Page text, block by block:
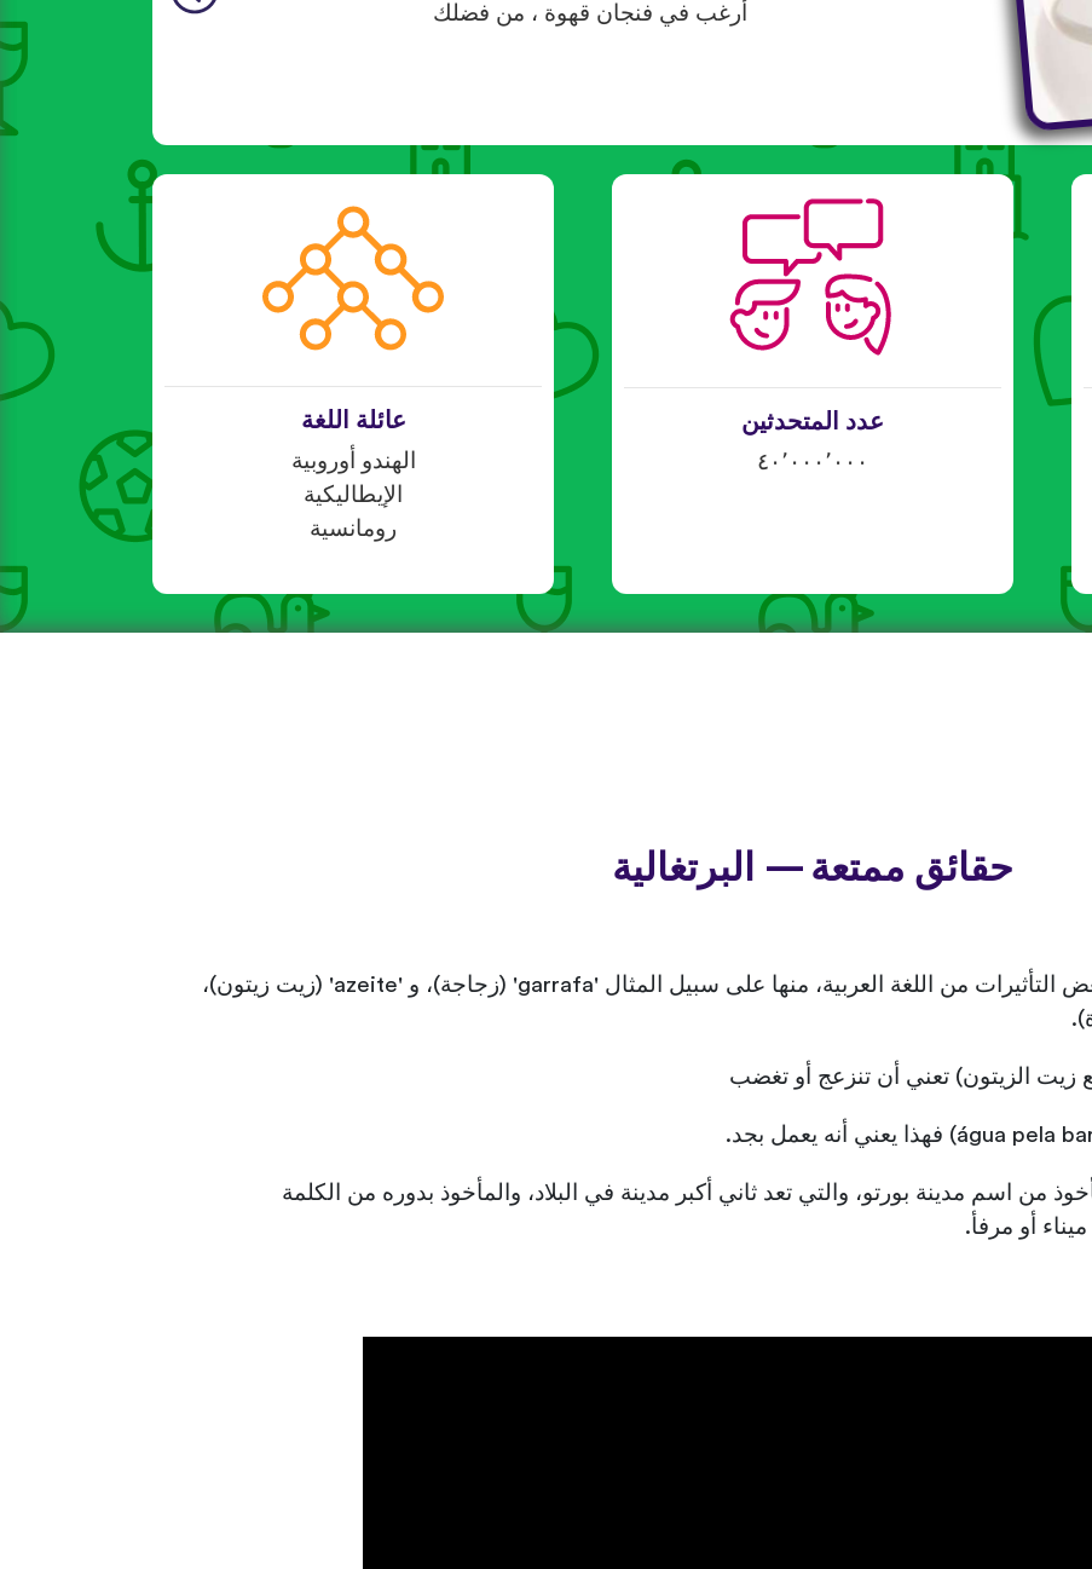
أرغب في فنجان قهوة ، من فضلك
عدد المتحدثين
٤٠٬٠٠٠٬٠٠٠
عائلة اللغة
الهندو أوروبية
الإيطاليكية
رومانسية
حقائق ممتعة — البرتغالية
تحتوي مفردات اللغة البرتغالية على بعض التأثيرات من اللغة العربية، منها على سبيل المثال 'garrafa' (زجاجة)، و 'azeite' (زيت زيتون)،
من اسم مدينة بورتو، والتي تعد ثاني أكبر مدينة في البلاد، والمأخوذ بدوره من الكلمة